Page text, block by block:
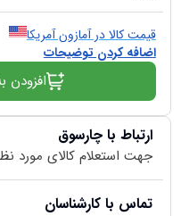
قیمت کالا در آمازون آمریکا
اضافه کردن توضیحات
افزودن
ارتباط با چارسوق
جهت استعلام کالای مورد
تماس با کارشناسان